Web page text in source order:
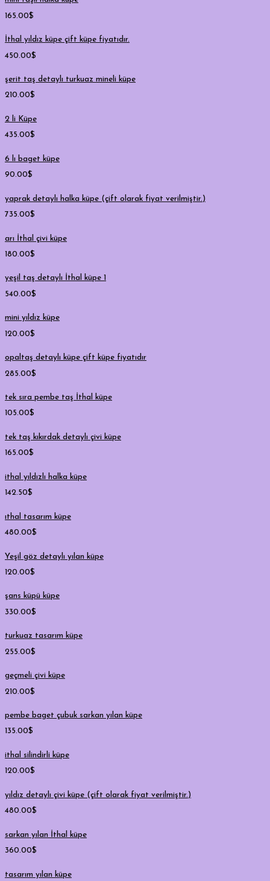
165.00$
İthal yıldız küpe çift küpe fiyatıdır.
450.00$
şerit taş detaylı turkuaz mineli küpe
210.00$
2 li Küpe
435.00$
6 lı baget küpe
90.00$
yaprak detaylı halka küpe (çift olarak fiyat verilmiştir.)
735.00$
arı İthal çivi küpe
180.00$
yeşil taş detaylı İthal küpe 1
540.00$
mini yıldız küpe
120.00$
opaltaş detaylı küpe çift küpe fiyatıdır
285.00$
tek sıra pembe taş İthal küpe
105.00$
tek taş kıkırdak detaylı çivi küpe
165.00$
ithal yıldızlı halka küpe
142.50$
ıthal tasarım küpe
480.00$
Yeşil göz detaylı yılan küpe
120.00$
şans küpü küpe
330.00$
turkuaz tasarım küpe
255.00$
geçmeli çivi küpe
210.00$
pembe baget çubuk sarkan yılan küpe
135.00$
ithal silindirli küpe
120.00$
yıldız detaylı çivi küpe (çift olarak fiyat verilmiştir.)
480.00$
sarkan yılan İthal küpe
360.00$
tasarım yılan küpe